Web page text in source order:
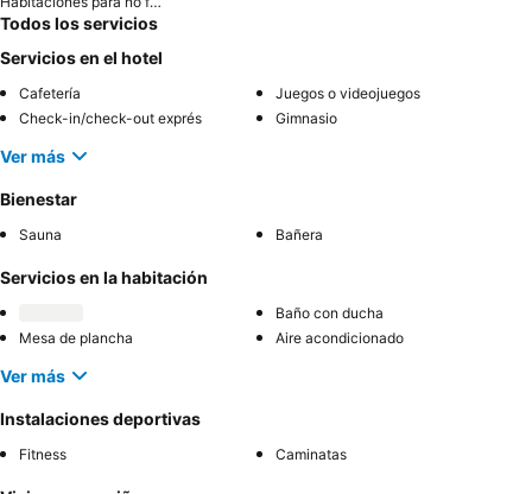
Todos los servicios
Servicios en el hotel
Cafetería
Juegos o videojuegos
Check-in/check-out exprés
Gimnasio
Ver más
Bienestar
Sauna Bañera
Servicios en la habitación
Baño con ducha
Mesa de plancha
Aire acondicionado
Ver más
Instalaciones deportivas
Fitness Caminatas